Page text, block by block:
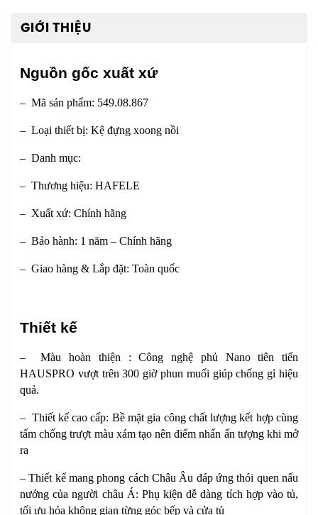
GIỚI THIỆU
Nguồn gốc xuất xứ
– Mã sản phẩm: 549.08.867
– Loại thiết bị: Kệ đựng xoong nồi
– Danh mục:
– Thương hiệu: HAFELE
– Xuất xứ: Chính hãng
– Bảo hành: 1 năm – Chính hãng
– Giao hàng & Lắp đặt: Toàn quốc
Thiết kế
– Màu hoàn thiện : Công nghệ phủ Nano tiên tiến
HAUSPRO vượt trên 300 giờ phun muối giúp chống gỉ hiệu
quả.
– Thiết kế cao cấp: Bề mặt gia công chất lượng kết hợp cùng
tấm chống trượt màu xám tạo nên điểm nhấn ấn tượng khi mở
ra
– Thiết kế mang phong cách Châu Âu đáp ứng thói quen nấu
nướng của người châu Á: Phụ kiện dễ dàng tích hợp vào tủ,
tối ưu hóa không gian từng góc bếp và cửa tủ